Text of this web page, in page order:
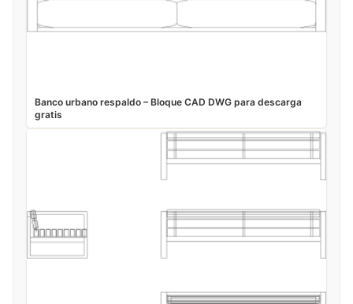
Banco urbano respaldo – Bloque CAD DWG para descarga
gratis